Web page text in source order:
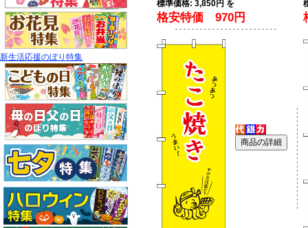
新生活応援のぼり特集
標準価格: 3,850円 を
格安特価 970円